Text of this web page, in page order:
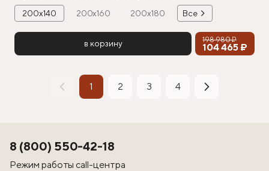
200х140 200х160 200х180 Все
в корзину 198 980 ₽
104 465 ₽
1 2 3 4
8 (800) 550-42-18
Режим работы call-центра